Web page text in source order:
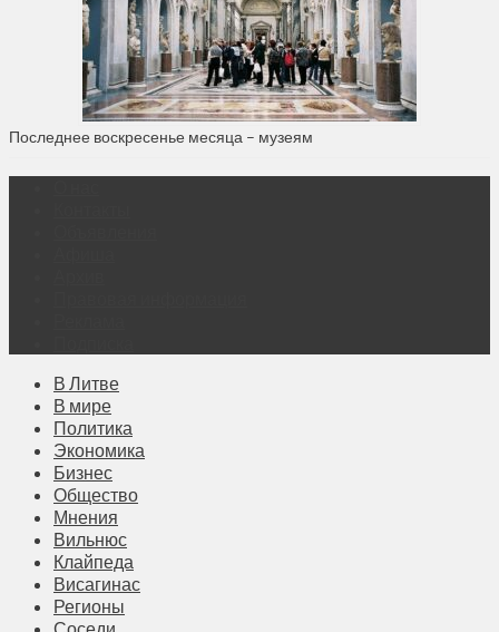
Последнее воскресенье месяца – музеям
В Литве
В мире
Политика
Экономика
Бизнес
Общество
Мнения
Вильнюс
Клайпеда
Висагинас
Регионы